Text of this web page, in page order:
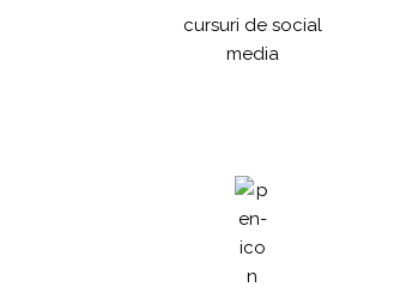
cursuri de social
media